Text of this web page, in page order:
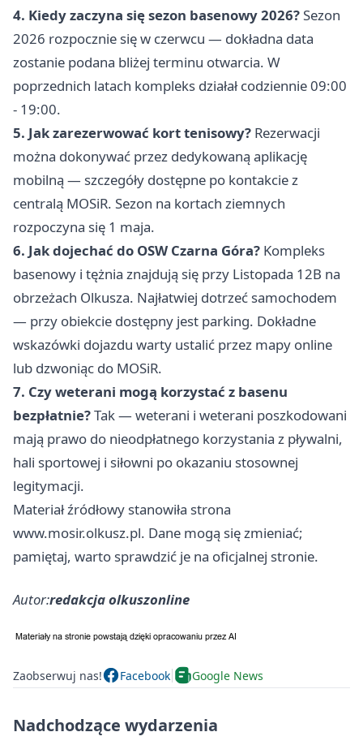
4. Kiedy zaczyna się sezon basenowy 2026?Sezon
2026 rozpocznie się w czerwcu — dokładna data
zostanie podana bliżej terminu otwarcia. W
poprzednich latach kompleks działał codziennie 09:00
- 19:00.
5. Jak zarezerwować kort tenisowy? Rezerwacji
można dokonywać przez dedykowaną aplikację
mobilną — szczegóły dostępne po kontakcie z
centralą MOSiR. Sezon na kortach ziemnych
rozpoczyna się 1 maja.
6. Jak dojechać do OSW Czarna Góra? Kompleks
basenowy i tężnia znajdują się przy Listopada 12B na
obrzeżach Olkusza. Najłatwiej dotrzeć samochodem
— przy obiekcie dostępny jest parking. Dokładne
wskazówki dojazdu warty ustalić przez mapy online
lub dzwoniąc do MOSiR.
7. Czy weterani mogą korzystać z basenu
bezpłatnie?Tak — weterani i weterani poszkodowani
mają prawo do nieodpłatnego korzystania z pływalni,
hali sportowej i siłowni po okazaniu stosownej
legitymacji.
Materiał źródłowy stanowiła strona
www.mosir.olkusz.pl. Dane mogą się zmieniać;
pamiętaj, warto sprawdzić je na oficjalnej stronie.
Autor:redakcja olkuszonline
Zaobserwuj nas! Facebook Google News
Nadchodzące wydarzenia